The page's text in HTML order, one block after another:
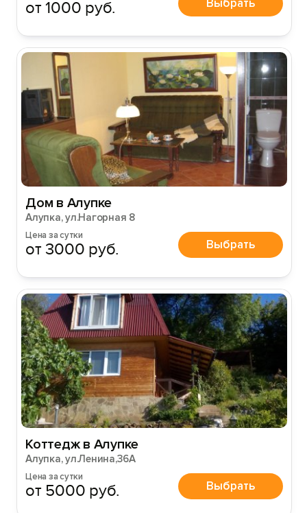
от 1000 руб.
Дом в Алупке
Алупка, ул.Нагорная 8
Цена за сутки
от 3000 руб. Выбрать
Коттедж в Алупке
Алупка, ул.Ленина,36А
Цена за сутки
от 5000 руб. Выбрать